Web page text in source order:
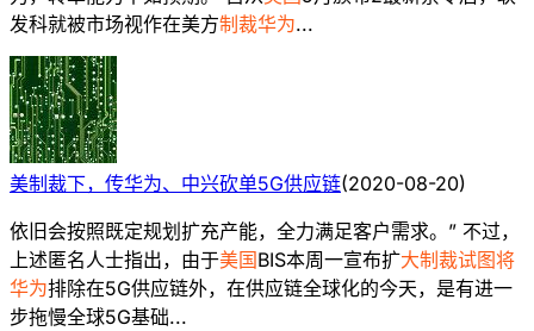
发科就被市场视作在美方制裁华为...
美制裁下，传华为、中兴砍单5G供应链(2020-08-20)
依旧会按照既定规划扩充产能，全力满足客户需求。” 不过，
上述匿名人士指出，由于美国BIS本周一宣布扩大制裁试图将
华为排除在5G供应链外，在供应链全球化的今天，是有进一
步拖慢全球5G基础...